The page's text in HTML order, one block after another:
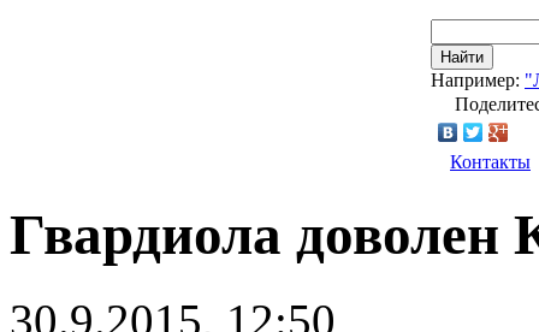
Найти
Например:
Контакты
Гвардиола доволен
30.9.2015, 12:50